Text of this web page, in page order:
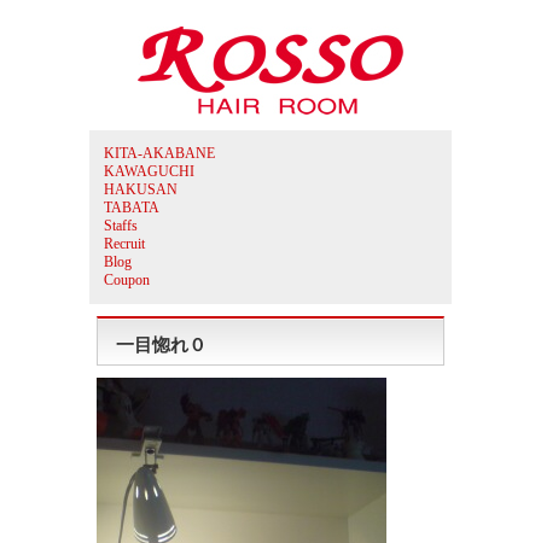
KITA-AKABANE
KAWAGUCHI
HAKUSAN
TABATA
Staffs
Recruit
Blog
Coupon
一目惚れ０